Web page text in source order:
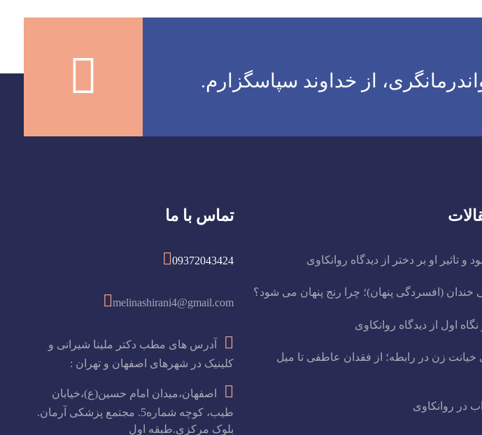
از خداوند سپاسگزارم.
و تاثیر او بر دختر از دیدگاه روانکاوی
خندان (افسردگی پنهان)؛ چرا رنج پنهان می شود؟
اول از دیدگاه روانکاوی
خیانت زن در رابطه؛ از فقدان عاطفی تا میل
در روانکاوی
تماس با ما
09372043424
melinashirani4@gmail.com
آدرس های مطب دکتر ملینا شیرانی و
کلینیک در شهرهای اصفهان و تهران :
اصفهان،میدان امام حسین(ع)،خیابان
طیب، کوچه شماره5. مجتمع پزشکی آرمان.
بلوک مرکزی.طبقه اول